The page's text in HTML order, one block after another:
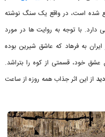
شده است، در واقع یک سنگ نوشته
دارد. با توجه به روایت ها در مورد
به فرهاد که عاشق شیرین بوده
خود، قسمتی از کوه را بتراشد.
از این اثر جذاب همه روزه از ساعت